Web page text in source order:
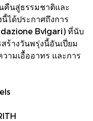
คืนสู่ธรรมชาติและ
ได้ประกาศถึงการ
Bvlgari) ที่นับ
ร้างวันพรุ่งนี้อันเปี่ยม
ามเอื้ออาทร และการ